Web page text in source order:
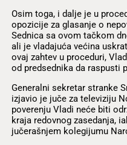
Osim toga, i dalje je u
opozicije za glasanje o
Sednica sa ovom tačkom
ali je vladajuća većina
ovaj zahtev u proceduri,
od predsednika da raspusti
Generalni sekretar stranke
izjavio je juče za televiziju
poverenju Vladi neće biti
kraja redovnog zasedanja,
jučerašnjem kolegijumu